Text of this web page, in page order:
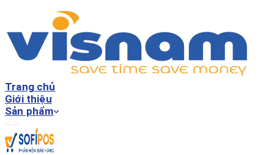
Trang chủ
Giới thiệu
Sản phẩm